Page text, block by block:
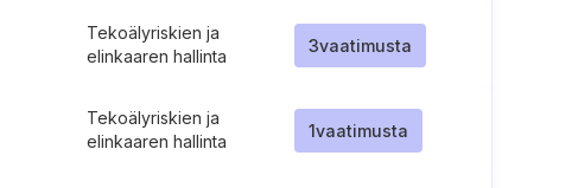
Tekoälyriskien ja
elinkaaren hallinta
3vaatimusta
Tekoälyriskien ja
elinkaaren hallinta
1vaatimusta